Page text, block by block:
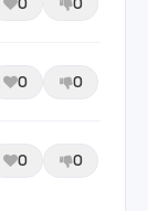
0 0
0 0